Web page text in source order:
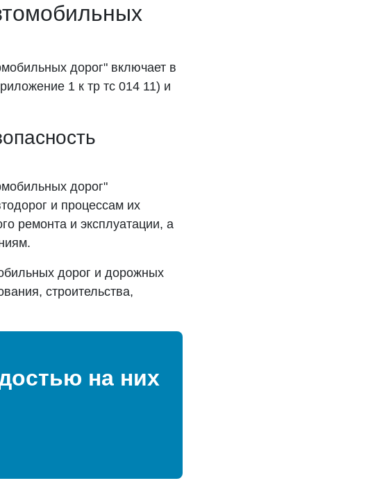
дорог" включает в
1 к тр тс 014 11) и
дорог"
и процессам их
ремонта и эксплуатации, а
дорог и дорожных
строительства,
на них